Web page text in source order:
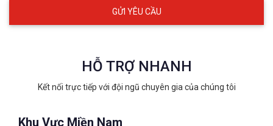
HỖ TRỢ NHANH
Kết nối trực tiếp với đội ngũ chuyên gia của chúng tôi
Khu Vực Miền Nam